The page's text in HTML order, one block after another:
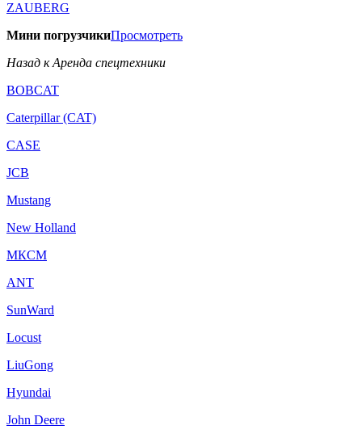
ZAUBERG
Мини погрузчикиПросмотреть
Назад к Аренда спецтехники
BOBCAT
Caterpillar (CAT)
CASE
JCB
Mustang
New Holland
МКСМ
ANT
SunWard
Locust
LiuGong
Hyundai
John Deere